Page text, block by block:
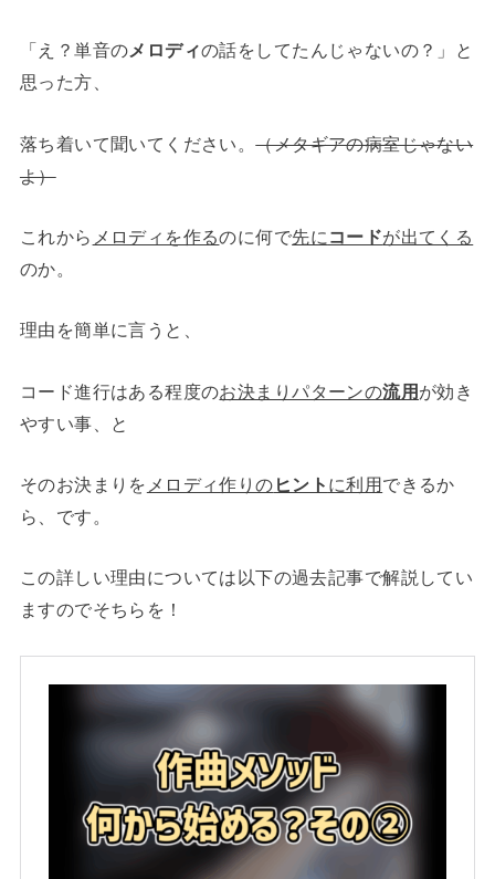
「え？単音のメロディの話をしてたんじゃないの？」と
思った方、
落ち着いて聞いてください。（メタギアの病室じゃない
よ）
これから メロディを作るのに何で先に コードが出てくる
のか。
理由を簡単に言うと、
コード進行はある程度のお決まりパターンの流用 が効き
やすい事、と
そのお決まりを メロディ作りの ヒント に利用できるか
ら、です。
この詳しい理由については以下の過去記事で解説してい
ますのでそちらを！